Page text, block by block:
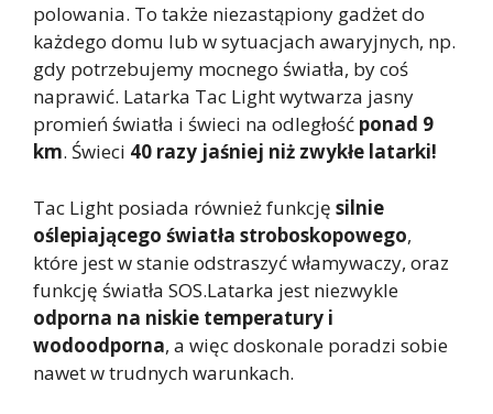
polowania. To także niezastąpiony gadżet do
każdego domu lub w sytuacjach awaryjnych, np.
gdy potrzebujemy mocnego światła, by coś
naprawić. Latarka Tac Light wytwarza jasny
promień światła i świeci na odległość ponad 9
km. Świeci 40 razy jaśniej niż zwykłe latarki!
Tac Light posiada również funkcję silnie
oślepiającego światła stroboskopowego,
które jest w stanie odstraszyć włamywaczy, oraz
funkcję światła SOS.Latarka jest niezwykle
odporna na niskie temperatury i
wodoodporna, a więc doskonale poradzi sobie
nawet w trudnych warunkach.